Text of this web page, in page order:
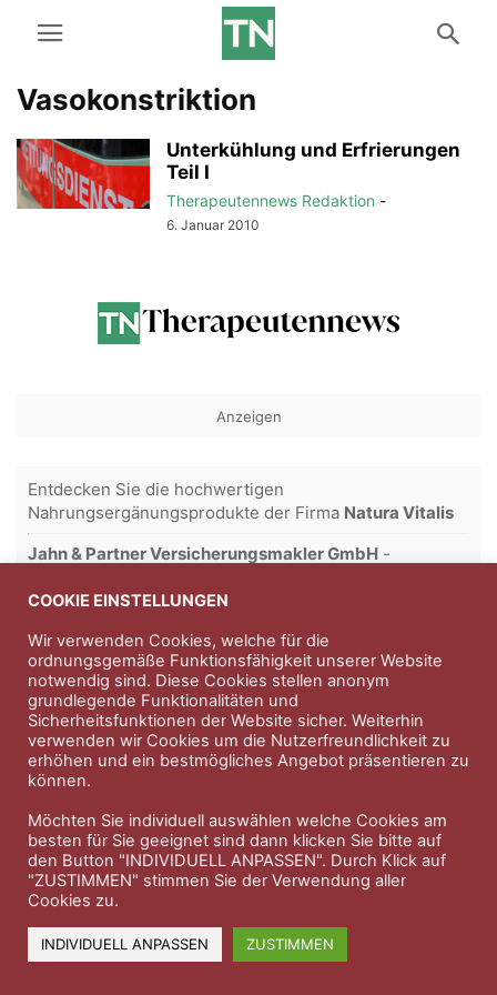
Vasokonstriktion
Unterkühlung und Erfrierungen
Teil I
Therapeutennews Redaktion -
6. Januar 2010
Anzeigen
Entdecken Sie die hochwertigen
Nahrungsergänungsprodukte der Firma Natura Vitalis
Jahn & Partner Versicherungsmakler GmbH -
Professioneller Rundumschutz seit über 30 Jahren.
Impressum Nutzungsbedingungen
Datenschutzerklärung Therapeutenkatalog Über uns
COOKIE EINSTELLUNGEN
Wir verwenden Cookies, welche für die
ordnungsgemäße Funktionsfähigkeit unserer Website
notwendig sind. Diese Cookies stellen anonym
grundlegende Funktionalitäten und
Sicherheitsfunktionen der Website sicher. Weiterhin
verwenden wir Cookies um die Nutzerfreundlichkeit zu
erhöhen und ein bestmögliches Angebot präsentieren zu
können.
Möchten Sie individuell auswählen welche Cookies am
besten für Sie geeignet sind dann klicken Sie bitte auf
den Button "INDIVIDUELL ANPASSEN". Durch Klick auf
"ZUSTIMMEN" stimmen Sie der Verwendung aller
Cookies zu.
INDIVIDUELL ANPASSEN ZUSTIMMEN